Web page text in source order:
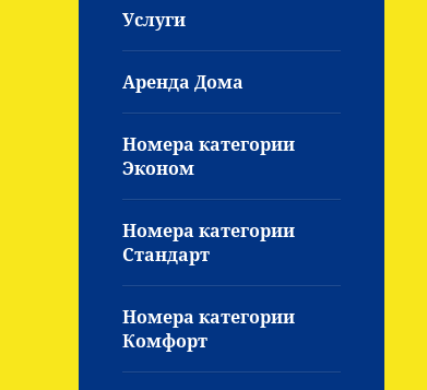
Услуги
Аренда Дома
Номера категории
Эконом
Номера категории
Стандарт
Номера категории
Комфорт